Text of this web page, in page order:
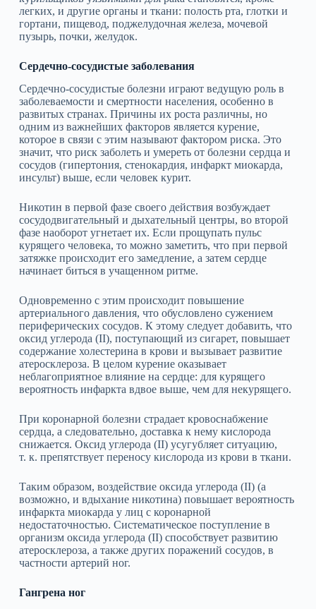
легких, и другие органы и ткани: полость рта, глотки и
гортани, пищевод, поджелудочная железа, мочевой
пузырь, почки, желудок.
Сердечно‑сосудистые заболевания
Сердечно‑сосудистые болезни играют ведущую роль в
заболеваемости и смертности населения, особенно в
развитых странах. Причины их роста различны, но
одним из важнейших факторов является курение,
которое в связи с этим называют фактором риска. Это
значит, что риск заболеть и умереть от болезни сердца и
сосудов (гипертония, стенокардия, инфаркт миокарда,
инсульт) выше, если человек курит.
Никотин в первой фазе своего действия возбуждает
сосудодвигательный и дыхательный центры, во второй
фазе наоборот угнетает их. Если прощупать пульс
курящего человека, то можно заметить, что при первой
затяжке происходит его замедление, а затем сердце
начинает биться в учащенном ритме.
Одновременно с этим происходит повышение
артериального давления, что обусловлено сужением
периферических сосудов. К этому следует добавить, что
оксид углерода (II), поступающий из сигарет, повышает
содержание холестерина в крови и вызывает развитие
атеросклероза. В целом курение оказывает
неблагоприятное влияние на сердце: для курящего
вероятность инфаркта вдвое выше, чем для некурящего.
При коронарной болезни страдает кровоснабжение
сердца, а следовательно, доставка к нему кислорода
снижается. Оксид углерода (II) усугубляет ситуацию,
т. к. препятствует переносу кислорода из крови в ткани.
Таким образом, воздействие оксида углерода (II) (а
возможно, и вдыхание никотина) повышает вероятность
инфаркта миокарда у лиц с коронарной
недостаточностью. Систематическое поступление в
организм оксида углерода (II) способствует развитию
атеросклероза, а также других поражений сосудов, в
частности артерий ног.
Гангрена ног